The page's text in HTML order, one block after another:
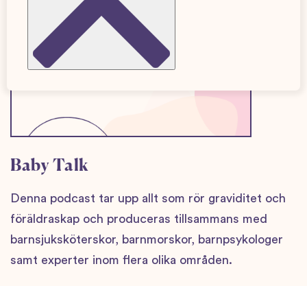
Baby Talk
Denna podcast tar upp allt som rör graviditet och
föräldraskap och produceras tillsammans med
barnsjuksköterskor, barnmorskor, barnpsykologer
samt experter inom flera olika områden.